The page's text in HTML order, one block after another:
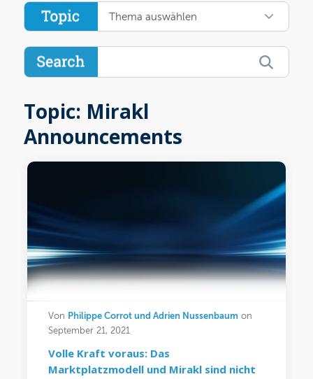
Thema auswählen
Topic: Mirakl
Announcements
Von Philippe Corrot und Adrien Nussenbaum on
September 21, 2021
Volle Kraft voraus: Das
Marktplatzmodell und Mirakl sind nicht